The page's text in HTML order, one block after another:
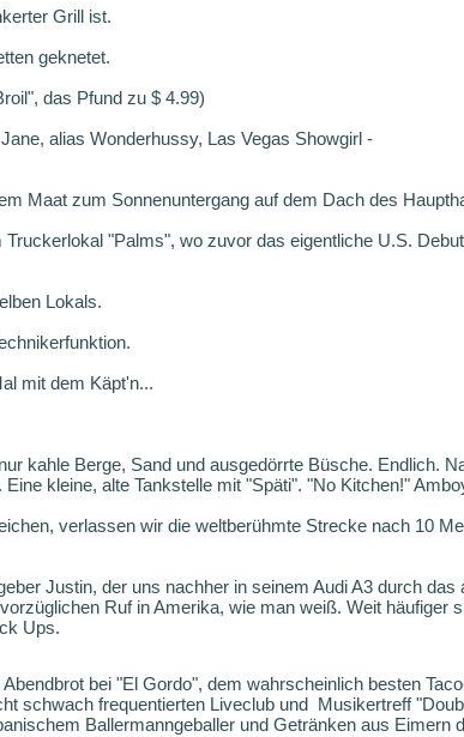
Grill ist.
geknetet.
das Pfund zu $ 4.99)
alias Wonderhussy, Las Vegas Showgirl -
Maat zum Sonnenuntergang auf dem Dach des
"Palms", wo zuvor das eigentliche U.S.
Lokals.
mit dem Käpt'n...
kahle Berge, Sand und ausgedörrte Büsche. Endlich.
kleine, alte Tankstelle mit "Späti". "No Kitchen!"
verlassen wir die weltberühmte Strecke nach 10
Justin, der uns nachher in seinem Audi A3 durch das
Ruf in Amerika, wie man weiß. Weit häufiger
Ups.
bei "El Gordo", dem wahrscheinlich besten
schwach frequentierten Liveclub und Musikertreff
Ballermanngeballer und Getränken aus Eimern